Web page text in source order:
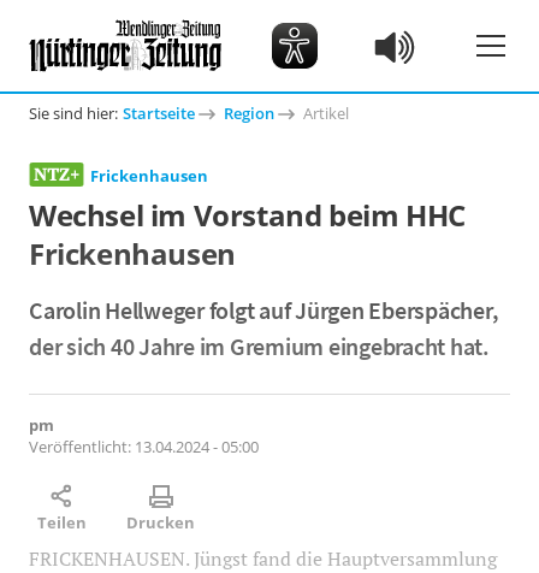
Sie sind hier: Startseite Region Artikel
Frickenhausen
Wechsel im Vorstand beim HHC
Frickenhausen
Carolin Hellweger folgt auf Jürgen Eberspächer,
der sich 40 Jahre im Gremium eingebracht hat.
pm
Veröffentlicht: 13.04.2024 - 05:00
Teilen Drucken
FRICKENHAUSEN. Jüngst fand die Hauptversammlung